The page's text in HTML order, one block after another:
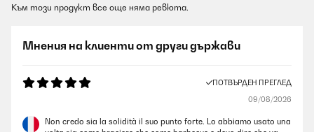
Към този продукт все още няма ревюта.
Мнения на клиенти от други държави
ПОТВЪРДЕН ПРЕГЛЕД
09/08/2026
Non credo sia la solidità il suo punto forte. Lo abbiamo usato una